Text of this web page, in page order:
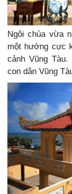
Ngôi chùa vừa
một hướng cực
cảnh Vũng
con dân Vũng